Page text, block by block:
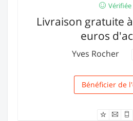
Vérifiée
Livraison gratuite
euros
Yves Rocher
Bénéficier de